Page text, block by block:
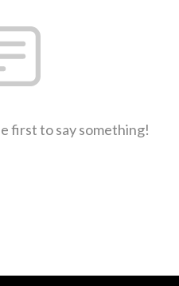
first to say something!